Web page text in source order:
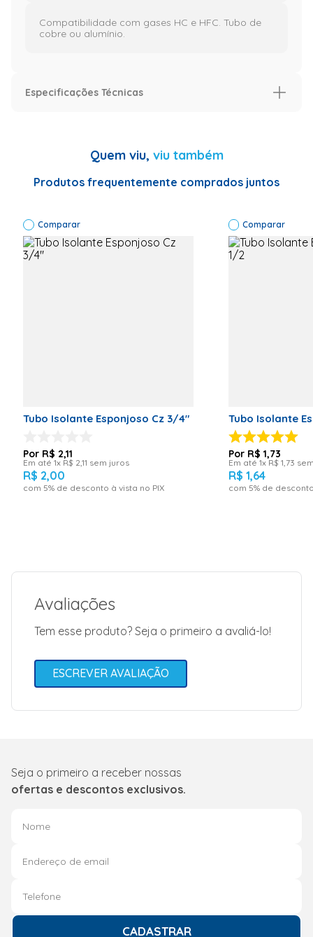
Compatibilidade com gases HC e HFC. Tubo de
cobre ou alumínio.
Especificações Técnicas
INDUSTRIAL
produto:Tubo
Código:111479
MODELO
CAPILAR (pol) Ø
int:0,031"
MODELO
Quem viu, viu também
Produtos frequentemente comprados juntos
Comparar
Tubo Isolante Esponjoso Cz 3/4"
R$ 2,11
Em até 1x R$ 2 11 sem juros
R$ 2,00
com 5% de desconto à vista no PIX
Comparar
Tubo Isolante
R$ 1,73
Em até 1x R$ 1 73
R$ 1,64
com 5% de
Avaliações
Tem esse produto? Seja o primeiro a avaliá-lo!
ESCREVER AVALIAÇÃO
Seja o primeiro a receber nossas
ofertas e descontos exclusivos.
CADASTRAR